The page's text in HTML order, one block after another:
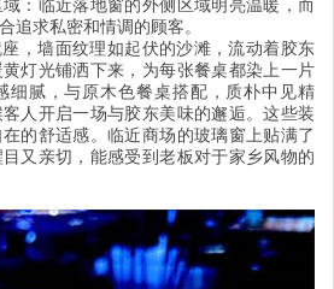
：临近落地窗的外侧区域明亮温暖，而
追求私密和情调的顾客。
，墙面纹理如起伏的沙滩，流动着胶东
灯光铺洒下来，为每张餐桌都染上一片
细腻，与原木色餐桌搭配，质朴中见精
人开启一场与胶东美味的邂逅。这些装
的舒适感。临近商场的玻璃窗上贴满了
又亲切，能感受到老板对于家乡风物的